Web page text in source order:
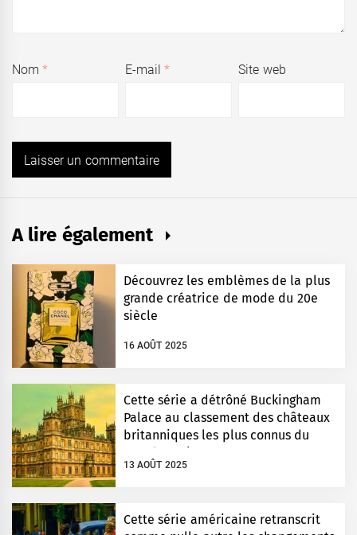
Nom* E-mail* Site web
A lire également
Découvrez les emblèmes de la plus
grande créatrice de mode du 20e
siècle
16 AOÛT 2025
Cette série a détrôné Buckingham
Palace au classement des châteaux
britanniques les plus connus du
monde entier
13 AOÛT 2025
Cette série américaine retranscrit